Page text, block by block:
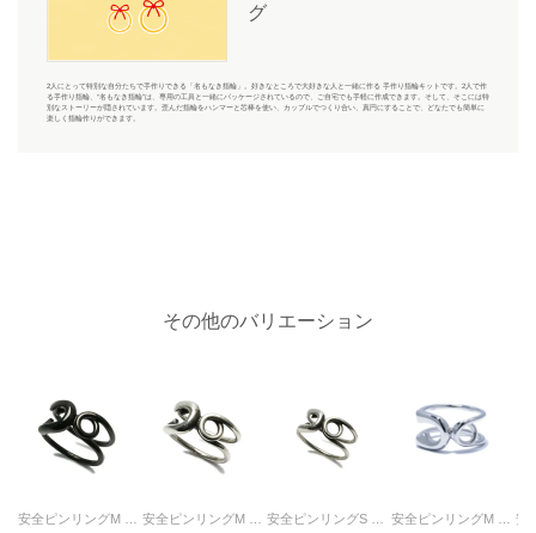
グ
2人にとって特別な自分たちで手作りできる「名もなき指輪」。好きなところで大好きな人と一緒に作る 手作り指輪キットです。2人で作
る手作り指輪、“名もなき指輪”は、専用の工具と一緒にパッケージされているので、ご自宅でも手軽に作成できます。そして、そこには特
別なストーリーが隠されています。歪んだ指輪をハンマーと芯棒を使い、カップルでつくり合い、真円にすることで、どなたでも簡単に
楽しく指輪作りができます。
その他のバリエーション